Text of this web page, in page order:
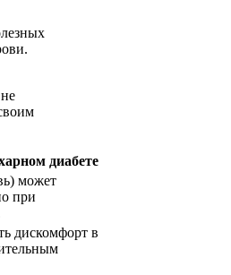
диабете
может
при
дискомфорт в